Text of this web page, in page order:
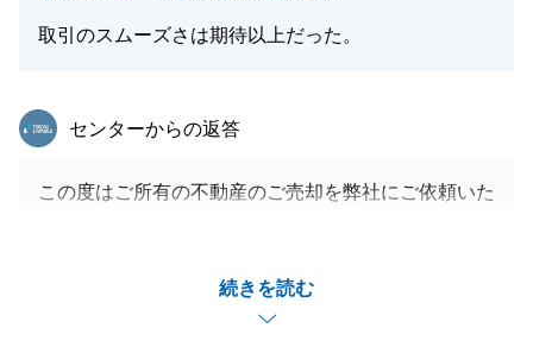
取引のスムーズさは期待以上だった。
続きを読む
東急リバブル
センターからの返答
この度はご所有の不動産のご売却を弊社にご依頼いた
きたことを嬉しく思います。
今後とも不動産にまつわるご相談事がございました